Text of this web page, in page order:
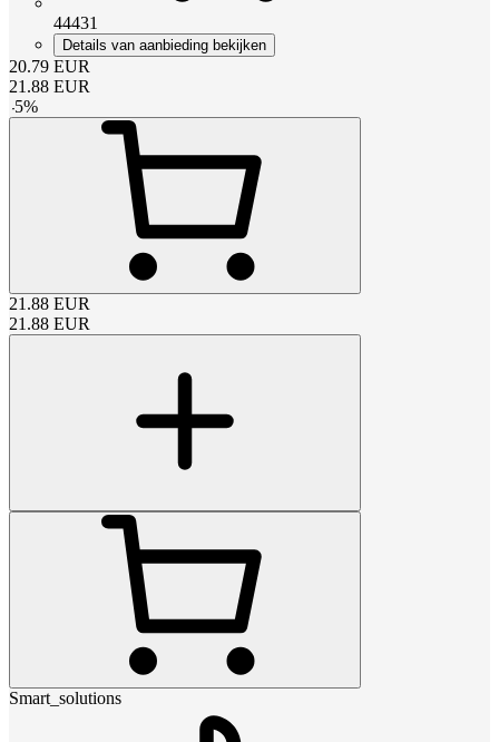
44431
Details van aanbieding bekijken
20.79 EUR
21.88 EUR
-5%
21.88 EUR
21.88 EUR
Smart_solutions